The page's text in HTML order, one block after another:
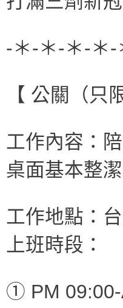
-＊-＊-＊-＊
【 公關（只
工作內容：
桌面基本整
工作地點：
上班時段：
① PM